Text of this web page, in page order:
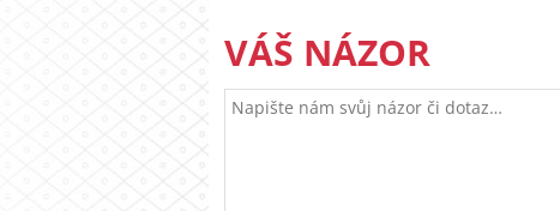
VÁŠ NÁZOR